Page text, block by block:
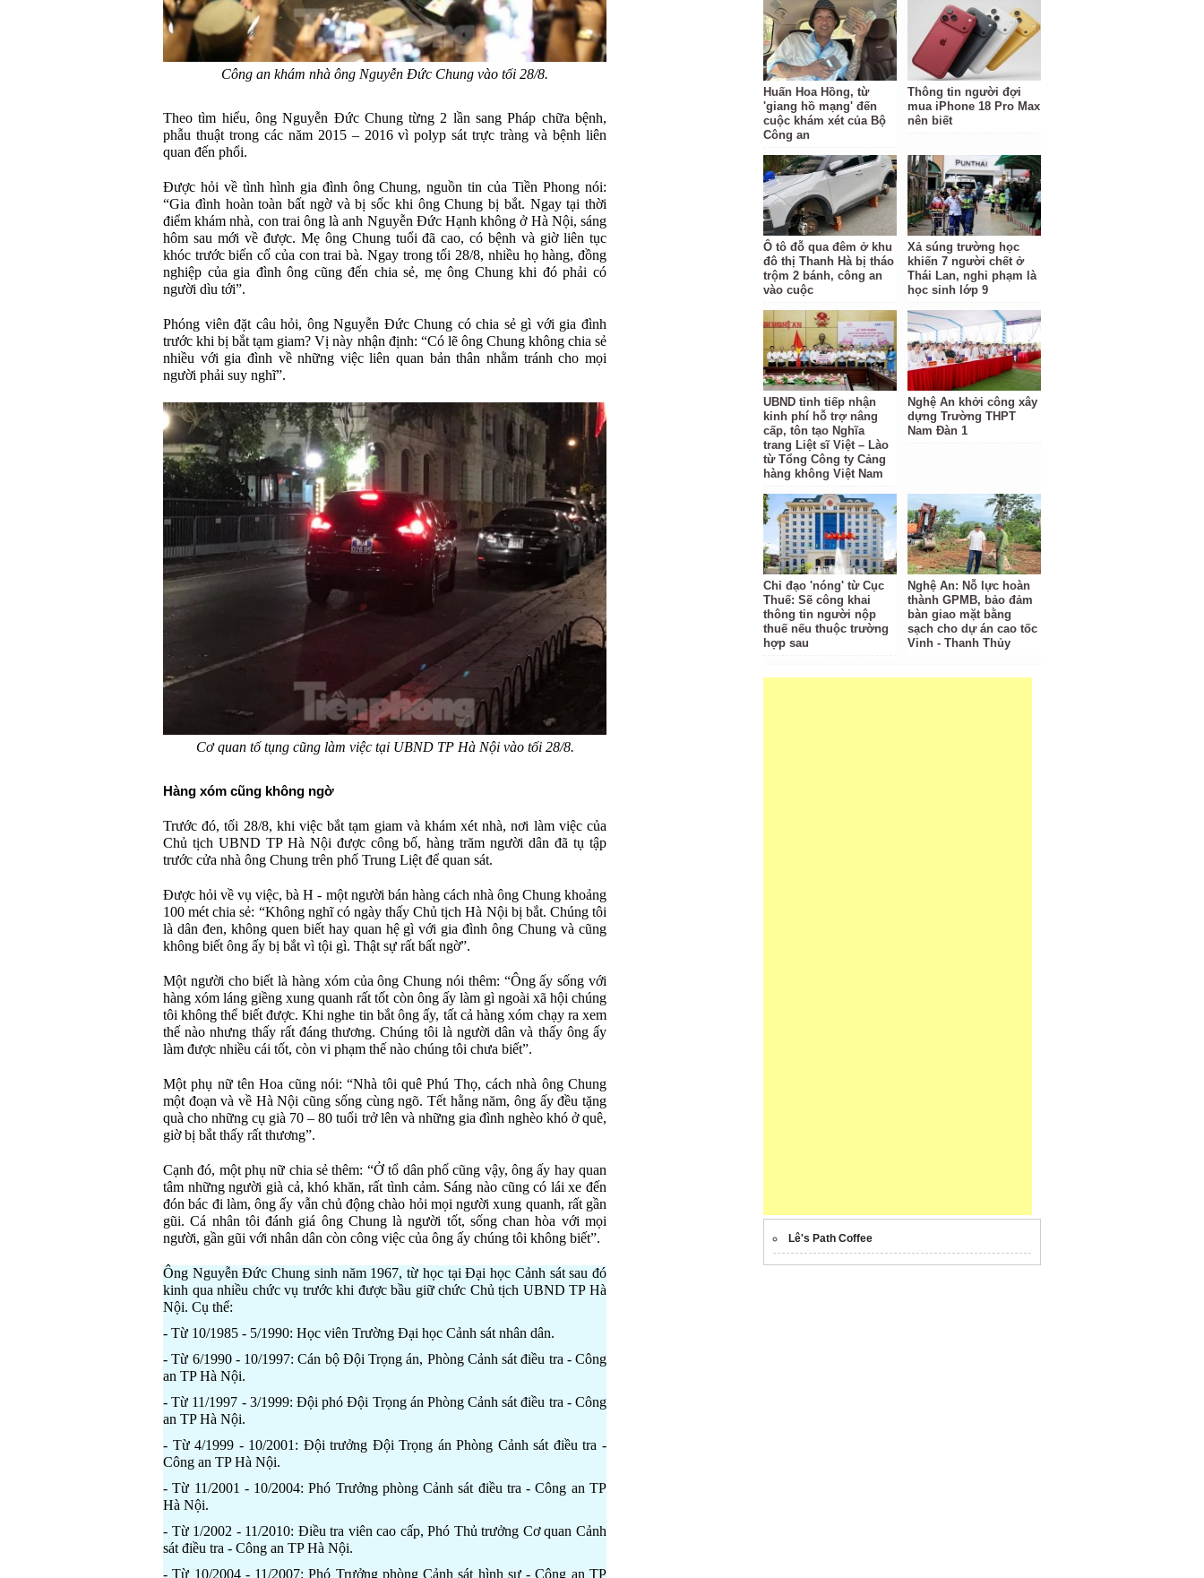
Công an khám nhà ông Nguyễn Đức Chung vào tối 28/8.
Theo tìm hiểu, ông Nguyễn Đức Chung từng 2 lần sang Pháp chữa bệnh,
phẫu thuật trong các năm 2015 – 2016 vì polyp sát trực tràng và bệnh liên
quan đến phổi.
Được hỏi về tình hình gia đình ông Chung, nguồn tin của Tiền Phong nói:
“Gia đình hoàn toàn bất ngờ và bị sốc khi ông Chung bị bắt. Ngay tại thời
điểm khám nhà, con trai ông là anh Nguyễn Đức Hạnh không ở Hà Nội, sáng
hôm sau mới về được. Mẹ ông Chung tuổi đã cao, có bệnh và giờ liên tục
khóc trước biến cố của con trai bà. Ngay trong tối 28/8, nhiều họ hàng, đồng
nghiệp của gia đình ông cũng đến chia sẻ, mẹ ông Chung khi đó phải có
người dìu tới”.
Phóng viên đặt câu hỏi, ông Nguyễn Đức Chung có chia sẻ gì với gia đình
trước khi bị bắt tạm giam? Vị này nhận định: “Có lẽ ông Chung không chia sẻ
nhiều với gia đình về những việc liên quan bản thân nhằm tránh cho mọi
người phải suy nghĩ”.
Cơ quan tố tụng cũng làm việc tại UBND TP Hà Nội vào tối 28/8.
Hàng xóm cũng không ngờ
Trước đó, tối 28/8, khi việc bắt tạm giam và khám xét nhà, nơi làm việc của
Chủ tịch UBND TP Hà Nội được công bố, hàng trăm người dân đã tụ tập
trước cửa nhà ông Chung trên phố Trung Liệt để quan sát.
Được hỏi về vụ việc, bà H - một người bán hàng cách nhà ông Chung khoảng
100 mét chia sẻ: “Không nghĩ có ngày thấy Chủ tịch Hà Nội bị bắt. Chúng tôi
là dân đen, không quen biết hay quan hệ gì với gia đình ông Chung và cũng
không biết ông ấy bị bắt vì tội gì. Thật sự rất bất ngờ”.
Một người cho biết là hàng xóm của ông Chung nói thêm: “Ông ấy sống với
hàng xóm láng giềng xung quanh rất tốt còn ông ấy làm gì ngoài xã hội chúng
tôi không thể biết được. Khi nghe tin bắt ông ấy, tất cả hàng xóm chạy ra xem
thế nào nhưng thấy rất đáng thương. Chúng tôi là người dân và thấy ông ấy
làm được nhiều cái tốt, còn vi phạm thế nào chúng tôi chưa biết”.
Một phụ nữ tên Hoa cũng nói: “Nhà tôi quê Phú Thọ, cách nhà ông Chung
một đoạn và về Hà Nội cũng sống cùng ngõ. Tết hằng năm, ông ấy đều tặng
quà cho những cụ già 70 – 80 tuổi trở lên và những gia đình nghèo khó ở quê,
giờ bị bắt thấy rất thương”.
Cạnh đó, một phụ nữ chia sẻ thêm: “Ở tổ dân phố cũng vậy, ông ấy hay quan
tâm những người già cả, khó khăn, rất tình cảm. Sáng nào cũng có lái xe đến
đón bác đi làm, ông ấy vẫn chủ động chào hỏi mọi người xung quanh, rất gần
gũi. Cá nhân tôi đánh giá ông Chung là người tốt, sống chan hòa với mọi
người, gần gũi với nhân dân còn công việc của ông ấy chúng tôi không biết”.
Ông Nguyễn Đức Chung sinh năm 1967, từ học tại Đại học Cảnh sát sau đó
kinh qua nhiều chức vụ trước khi được bầu giữ chức Chủ tịch UBND TP Hà
Nội. Cụ thể:
- Từ 10/1985 - 5/1990: Học viên Trường Đại học Cảnh sát nhân dân.
- Từ 6/1990 - 10/1997: Cán bộ Đội Trọng án, Phòng Cảnh sát điều tra - Công
an TP Hà Nội.
- Từ 11/1997 - 3/1999: Đội phó Đội Trọng án Phòng Cảnh sát điều tra - Công
an TP Hà Nội.
- Từ 4/1999 - 10/2001: Đội trưởng Đội Trọng án Phòng Cảnh sát điều tra -
Công an TP Hà Nội.
- Từ 11/2001 - 10/2004: Phó Trưởng phòng Cảnh sát điều tra - Công an TP
Hà Nội.
- Từ 1/2002 - 11/2010: Điều tra viên cao cấp, Phó Thủ trưởng Cơ quan Cảnh
sát điều tra - Công an TP Hà Nội.
- Từ 10/2004 - 11/2007: Phó Trưởng phòng Cảnh sát hình sự - Công an TP
Huấn Hoa Hồng, từ
'giang hồ mạng' đến
cuộc khám xét của Bộ
Công an
Thông tin người đợi
mua iPhone 18 Pro Max
nên biết
Ô tô đỗ qua đêm ở khu
đô thị Thanh Hà bị tháo
trộm 2 bánh, công an
vào cuộc
Xả súng trường học
khiến 7 người chết ở
Thái Lan, nghi phạm là
học sinh lớp 9
UBND tỉnh tiếp nhận
kinh phí hỗ trợ nâng
cấp, tôn tạo Nghĩa
trang Liệt sĩ Việt – Lào
từ Tổng Công ty Cảng
hàng không Việt Nam
Nghệ An khởi công xây
dựng Trường THPT
Nam Đàn 1
Chỉ đạo 'nóng' từ Cục
Thuế: Sẽ công khai
thông tin người nộp
thuế nếu thuộc trường
hợp sau
Nghệ An: Nỗ lực hoàn
thành GPMB, bảo đảm
bàn giao mặt bằng
sạch cho dự án cao tốc
Vinh - Thanh Thủy
Lê's Path Coffee